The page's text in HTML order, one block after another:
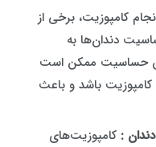
کامپوزیت، برخی از
دندان‌ها به
حساسیت ممکن است
باشد و باعث
:کامپوزیت‌های